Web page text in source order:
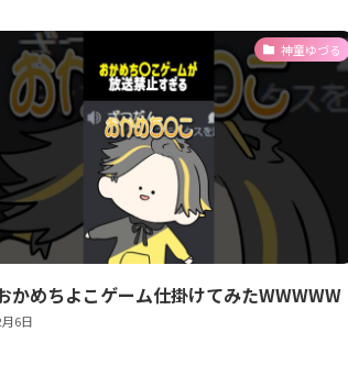
神童ゆづる
かめちよこゲーム仕掛けてみたWWWWW
6日